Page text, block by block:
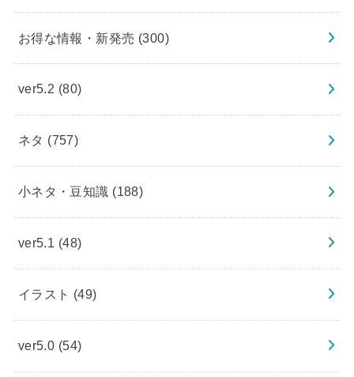
お得な情報・新発売 (300)
ver5.2 (80)
ネタ (757)
小ネタ・豆知識 (188)
ver5.1 (48)
イラスト (49)
ver5.0 (54)